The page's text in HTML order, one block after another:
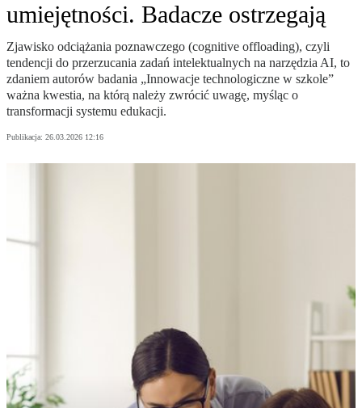
umiejętności. Badacze ostrzegają
Zjawisko odciążania poznawczego (cognitive offloading), czyli
tendencji do przerzucania zadań intelektualnych na narzędzia AI, to
zdaniem autorów badania „Innowacje technologiczne w szkole”
ważna kwestia, na którą należy zwrócić uwagę, myśląc o
transformacji systemu edukacji.
Publikacja: 26.03.2026 12:16